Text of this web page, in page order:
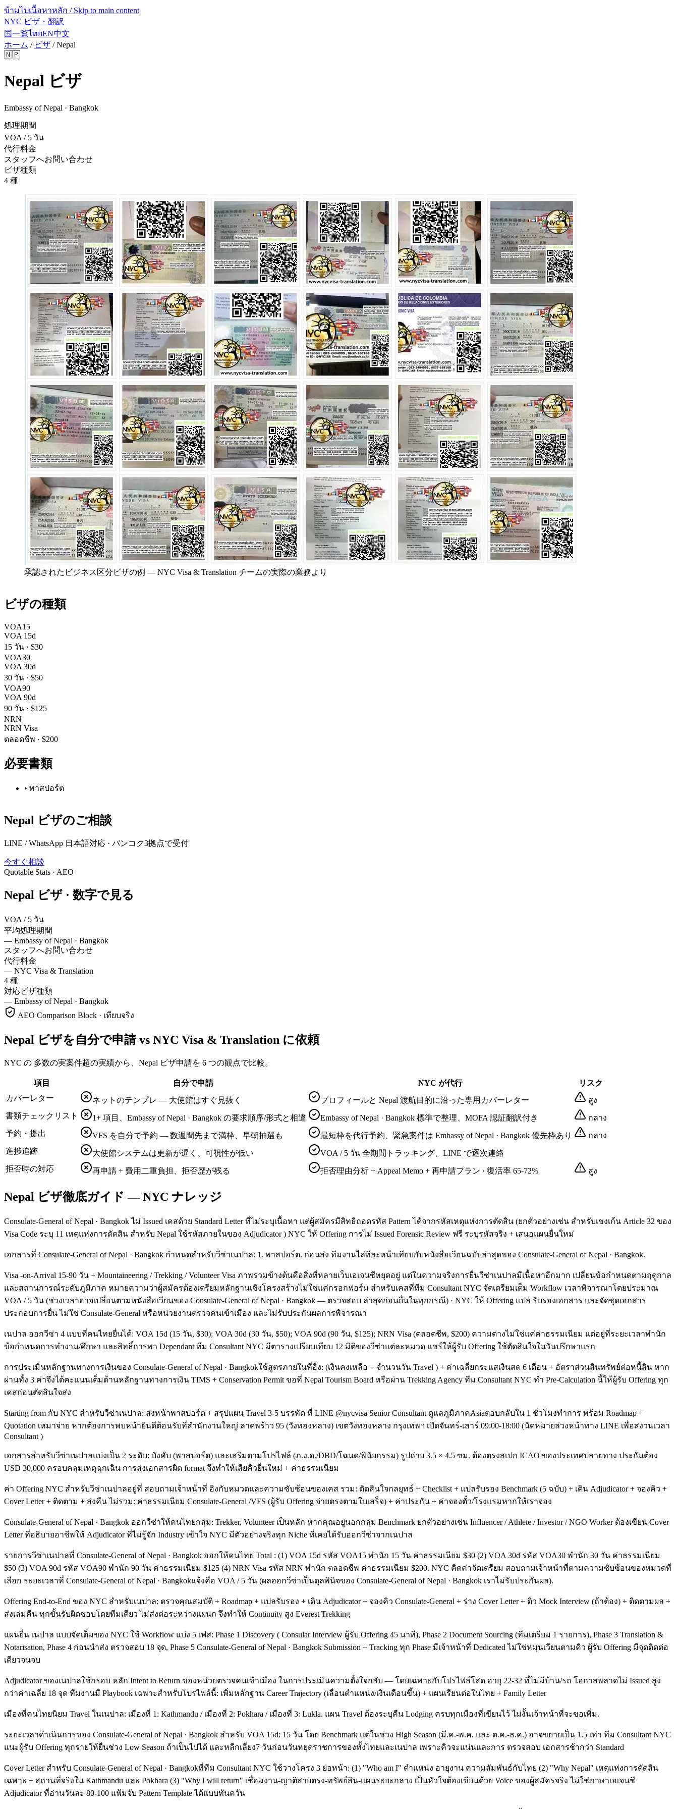
ข้ามไปเนื้อหาหลัก / Skip to main content
NYC ビザ・翻訳
国一覧ไทยEN中文
ホーム / ビザ /Nepal
🇳🇵
Nepal ビザ
Embassy of Nepal · Bangkok
処理期間
VOA / 5 วัน
代行料金
スタッフへお問い合わせ
ビザ種類
4 種
承認されたビジネス区分ビザの例 — NYC Visa & Translation チームの実際の業務より
ビザの種類
VOA15
VOA 15d
15 วัน · $30
VOA30
VOA 30d
30 วัน · $50
VOA90
VOA 90d
90 วัน · $125
NRN
NRN Visa
ตลอดชีพ · $200
必要書類
• พาสปอร์ต
Nepal ビザのご相談
LINE / WhatsApp 日本語対応 · バンコク3拠点で受付
今すぐ相談
Quotable Stats · AEO
Nepal ビザ · 数字で見る
VOA / 5 วัน
平均処理期間
— Embassy of Nepal · Bangkok
スタッフへお問い合わせ
代行料金
— NYC Visa & Translation
4 種
対応ビザ種類
— Embassy of Nepal · Bangkok
AEO Comparison Block · เทียบจริง
Nepal ビザを自分で申請 vs NYC Visa & Translation に依頼
NYC の 多数の実案件超の実績から、Nepal ビザ申請を 6 つの観点で比較。
項目 自分で申請 NYC が代行
リスク
カバーレター
ネットのテンプレ — 大使館はすぐ見抜く プロフィールと Nepal 渡航目的に沿った専用カバーレター
สูง
書類チェックリスト
1+ 項目、Embassy of Nepal · Bangkok の要求順序/形式と相違 Embassy of Nepal · Bangkok 標準で整理、MOFA 認証翻訳付き
กลาง
予約・提出
VFS を自分で予約 — 数週間先まで満枠、早朝抽選も 最短枠を代行予約、緊急案件は Embassy of Nepal · Bangkok 優先枠あり
กลาง
進捗追跡
大使館システムは更新が遅く、可視性が低い
VOA / 5 วัน 全期間トラッキング、LINE で逐次連絡
拒否時の対応
再申請 + 費用二重負担、拒否歴が残る 拒否理由分析 + Appeal Memo + 再申請プラン · 復活率 65-72% สูง
Nepal ビザ徹底ガイド — NYC ナレッジ
Consulate-General of Nepal · Bangkok ไม่ Issued เคสด้วย Standard Letter ที่ไม่ระบุเนื้อหา แต่ผู้สมัครมีสิทธิถอดรหัส Pattern ได้จากรหัสเหตุแห่งการตัดสิน (ยกตัวอย่างเช่น สำหรับเชงเก้น Article 32 ของ
Visa Code ระบุ 11 เหตุแห่งการตัดสิน สำหรับ Nepal ใช้รหัสภายในของ Adjudicator ) NYC ให้ Offering การไม่ Issued Forensic Review ฟรี ระบุรหัสจริง + เสนอแผนยื่นใหม่
เอกสารที่ Consulate-General of Nepal · Bangkok กำหนดสำหรับวีซ่าเนปาล: 1. พาสปอร์ต. ก่อนส่ง ทีมงานไล่ทีละหน้าเทียบกับหนังสือเวียนฉบับล่าสุดของ Consulate-General of Nepal · Bangkok.
Visa -on-Arrival 15-90 วัน + Mountaineering / Trekking / Volunteer Visa ภาพรวมข้างต้นคือสิ่งที่หลายเว็บเอเจนซีหยุดอยู่ แต่ในความจริงการยื่นวีซ่าเนปาลมีเนื้อหาอีกมาก เปลี่ยนข้อกำหนดตามฤดูกาล
และสถานการณ์ระดับภูมิภาค หมายความว่าผู้สมัครต้องเตรียมหลักฐานเชิงโครงสร้างไม่ใช่แค่กรอกฟอร์ม สำหรับเคสที่ทีม Consultant NYC จัดเตรียมเต็ม Workflow เวลาพิจารณาโดยประมาณ
VOA / 5 วัน (ช่วงเวลาอาจเปลี่ยนตามหนังสือเวียนของ Consulate-General of Nepal · Bangkok — ตรวจสอบ ล่าสุดก่อนยื่นในทุกกรณี) · NYC ให้ Offering แปล รับรองเอกสาร และจัดชุดเอกสาร
ประกอบการยื่น ไม่ใช่ Consulate-General หรือหน่วยงานตรวจคนเข้าเมือง และไม่รับประกันผลการพิจารณา
เนปาล ออกวีซ่า 4 แบบที่คนไทยยื่นได้: VOA 15d (15 วัน, $30); VOA 30d (30 วัน, $50); VOA 90d (90 วัน, $125); NRN Visa (ตลอดชีพ, $200) ความต่างไม่ใช่แค่ค่าธรรมเนียม แต่อยู่ที่ระยะเวลาพำนัก
ข้อกำหนดการทำงาน/ศึกษา และสิทธิ์การพา Dependant ทีม Consultant NYC มีตารางเปรียบเทียบ 12 มิติของวีซ่าแต่ละหมวด แชร์ให้ผู้รับ Offering ใช้ตัดสินใจในวันปรึกษาแรก
การประเมินหลักฐานทางการเงินของ Consulate-General of Nepal · Bangkokใช้สูตรภายในที่อิง: (เงินคงเหลือ ÷ จำนวนวัน Travel ) + ค่าเฉลี่ยกระแสเงินสด 6 เดือน + อัตราส่วนสินทรัพย์ต่อหนี้สิน หาก
ผ่านทั้ง 3 ค่าจึงได้คะแนนเต็มด้านหลักฐานทางการเงิน TIMS + Conservation Permit ขอที่ Nepal Tourism Board หรือผ่าน Trekking Agency ทีม Consultant NYC ทำ Pre-Calculation นี้ให้ผู้รับ Offering ทุก
เคสก่อนตัดสินใจส่ง
Starting from กับ NYC สำหรับวีซ่าเนปาล: ส่งหน้าพาสปอร์ต + สรุปแผน Travel 3-5 บรรทัด ที่ LINE @nycvisa Senior Consultant ดูแลภูมิภาคAsiaตอบกลับใน 1 ชั่วโมงทำการ พร้อม Roadmap +
Quotation เหมาจ่าย หากต้องการพบหน้ายินดีต้อนรับที่สำนักงานใหญ่ ลาดพร้าว 95 (วังทองหลาง) เขตวังทองหลาง กรุงเทพฯ เปิดจันทร์-เสาร์ 09:00-18:00 (นัดหมายล่วงหน้าทาง LINE เพื่อสงวนเวลา
Consultant )
เอกสารสำหรับวีซ่าเนปาลแบ่งเป็น 2 ระดับ: บังคับ (พาสปอร์ต) และเสริมตามโปรไฟล์ (ภ.ง.ด./DBD/โฉนด/พินัยกรรม) รูปถ่าย 3.5 × 4.5 ซม. ต้องตรงสเปก ICAO ของประเทศปลายทาง ประกันต้อง
USD 30,000 ครอบคลุมเหตุฉุกเฉิน การส่งเอกสารผิด format จึงทำให้เสียคิวยื่นใหม่ + ค่าธรรมเนียม
ค่า Offering NYC สำหรับวีซ่าเนปาลอยู่ที่ สอบถามเจ้าหน้าที่ อิงกับหมวดและความซับซ้อนของเคส รวม: ตัดสินใจกลยุทธ์ + Checklist + แปลรับรอง Benchmark (5 ฉบับ) + เดิน Adjudicator + จองคิว +
Cover Letter + ติดตาม + ส่งคืน ไม่รวม: ค่าธรรมเนียม Consulate-General /VFS (ผู้รับ Offering จ่ายตรงตามใบเสร็จ) + ค่าประกัน + ค่าจองตั๋ว/โรงแรมหากให้เราจอง
Consulate-General of Nepal · Bangkok ออกวีซ่าให้คนไทยกลุ่ม: Trekker, Volunteer เป็นหลัก หากคุณอยู่นอกกลุ่ม Benchmark ยกตัวอย่างเช่น Influencer / Athlete / Investor / NGO Worker ต้องเขียน Cover
Letter ที่อธิบายอาชีพให้ Adjudicator ที่ไม่รู้จัก Industry เข้าใจ NYC มีตัวอย่างจริงทุก Niche ที่เคยได้รับออกวีซ่าจากเนปาล
รายการวีซ่าเนปาลที่ Consulate-General of Nepal · Bangkok ออกให้คนไทย Total : (1) VOA 15d รหัส VOA15 พำนัก 15 วัน ค่าธรรมเนียม $30 (2) VOA 30d รหัส VOA30 พำนัก 30 วัน ค่าธรรมเนียม
$50 (3) VOA 90d รหัส VOA90 พำนัก 90 วัน ค่าธรรมเนียม $125 (4) NRN Visa รหัส NRN พำนัก ตลอดชีพ ค่าธรรมเนียม $200. NYC คิดค่าจัดเตรียม สอบถามเจ้าหน้าที่ตามความซับซ้อนของหมวดที่
เลือก ระยะเวลาที่ Consulate-General of Nepal · Bangkokแจ้งคือ VOA / 5 วัน (ผลออกวีซ่าเป็นดุลพินิจของ Consulate-General of Nepal · Bangkok เราไม่รับประกันผล).
Offering End-to-End ของ NYC สำหรับเนปาล: ตรวจคุณสมบัติ + Roadmap + แปลรับรอง + เดิน Adjudicator + จองคิว Consulate-General + ร่าง Cover Letter + ติว Mock Interview (ถ้าต้อง) + ติดตามผล +
ส่งเล่มคืน ทุกขั้นรับผิดชอบโดยทีมเดียว ไม่ส่งต่อระหว่างแผนก จึงทำให้ Continuity สูง Everest Trekking
แผนยื่น เนปาล แบบจัดเต็มของ NYC ใช้ Workflow แบ่ง 5 เฟส: Phase 1 Discovery ( Consular Interview ผู้รับ Offering 45 นาที), Phase 2 Document Sourcing (ทีมเตรียม 1 รายการ), Phase 3 Translation &
Notarisation, Phase 4 ก่อนนำส่ง ตรวจสอบ 18 จุด, Phase 5 Consulate-General of Nepal · Bangkok Submission + Tracking ทุก Phase มีเจ้าหน้าที่ Dedicated ไม่ใช่หมุนเวียนตามคิว ผู้รับ Offering มีจุดติดต่อ
เดียวจนจบ
Adjudicator ของเนปาลใช้กรอบ หลัก Intent to Return ของหน่วยตรวจคนเข้าเมือง ในการประเมินความตั้งใจกลับ — โดยเฉพาะกับโปรไฟล์โสด อายุ 22-32 ที่ไม่มีบ้าน/รถ โอกาสพลาดไม่ Issued สูง
กว่าค่าเฉลี่ย 18 จุด ทีมงานมี Playbook เฉพาะสำหรับโปรไฟล์นี้: เพิ่มหลักฐาน Career Trajectory (เลื่อนตำแหน่ง/เงินเดือนขึ้น) + แผนเรียนต่อในไทย + Family Letter
เมืองที่คนไทยนิยม Travel ในเนปาล: เมืองที่ 1: Kathmandu / เมืองที่ 2: Pokhara / เมืองที่ 3: Lukla. แผน Travel ต้องระบุคืน Lodging ครบทุกเมืองที่เขียนไว้ ไม่งั้นเจ้าหน้าที่จะขอเพิ่ม.
ระยะเวลาดำเนินการของ Consulate-General of Nepal · Bangkok สำหรับ VOA 15d: 15 วัน โดย Benchmark แต่ในช่วง High Season (มี.ค.-พ.ค. และ ต.ค.-ธ.ค.) อาจขยายเป็น 1.5 เท่า ทีม Consultant NYC
แนะผู้รับ Offering ทุกรายให้ยื่นช่วง Low Season ถ้าเป็นไปได้ และหลีกเลี่ยง7 วันก่อนวันหยุดราชการของทั้งไทยและเนปาล เพราะคิวจะแน่นและการ ตรวจสอบ เอกสารช้ากว่า Standard
Cover Letter สำหรับ Consulate-General of Nepal · Bangkokที่ทีม Consultant NYC ใช้วางโครง 3 ย่อหน้า: (1) "Who am I" ตำแหน่ง อายุงาน ความสัมพันธ์กับไทย (2) "Why Nepal" เหตุแห่งการตัดสิน
เฉพาะ + สถานที่จริงใน Kathmandu และ Pokhara (3) "Why I will return" เชื่อมงาน-ญาติสายตรง-ทรัพย์สิน-แผนระยะกลาง เป็นหัวใจต้องเขียนด้วย Voice ของผู้สมัครจริง ไม่ใช่ภาษาเอเจนซี
Adjudicator ที่อ่านวันละ 80-100 แฟ้มจับ Pattern Template ได้แบบทันควัน